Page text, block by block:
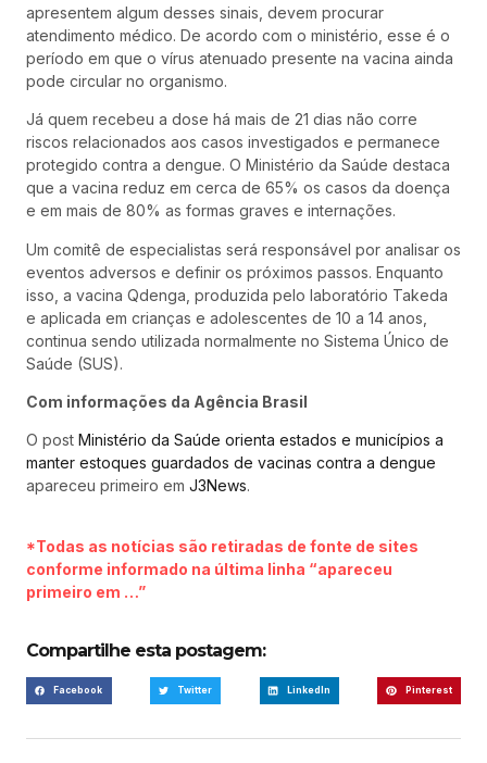
apresentem algum desses sinais, devem procurar
atendimento médico. De acordo com o ministério, esse é o
período em que o vírus atenuado presente na vacina ainda
pode circular no organismo.
Já quem recebeu a dose há mais de 21 dias não corre
riscos relacionados aos casos investigados e permanece
protegido contra a dengue. O Ministério da Saúde destaca
que a vacina reduz em cerca de 65% os casos da doença
e em mais de 80% as formas graves e internações.
Um comitê de especialistas será responsável por analisar os
eventos adversos e definir os próximos passos. Enquanto
isso, a vacina Qdenga, produzida pelo laboratório Takeda
e aplicada em crianças e adolescentes de 10 a 14 anos,
continua sendo utilizada normalmente no Sistema Único de
Saúde (SUS).
Com informações da Agência Brasil
O post Ministério da Saúde orienta estados e municípios a
manter estoques guardados de vacinas contra a dengue
apareceu primeiro em J3News.
*Todas as notícias são retiradas de fonte de sites
conforme informado na última linha “apareceu
primeiro em …”
Compartilhe esta postagem:
Facebook Twitter LinkedIn Pinterest